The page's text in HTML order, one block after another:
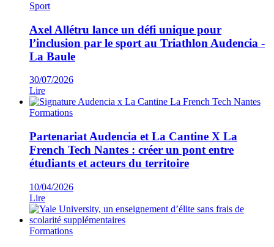
Sport
Axel Allétru lance un défi unique pour
l’inclusion par le sport au Triathlon Audencia -
La Baule
30/07/2026
Lire
Formations
Partenariat Audencia et La Cantine X La
French Tech Nantes : créer un pont entre
étudiants et acteurs du territoire
10/04/2026
Lire
Formations